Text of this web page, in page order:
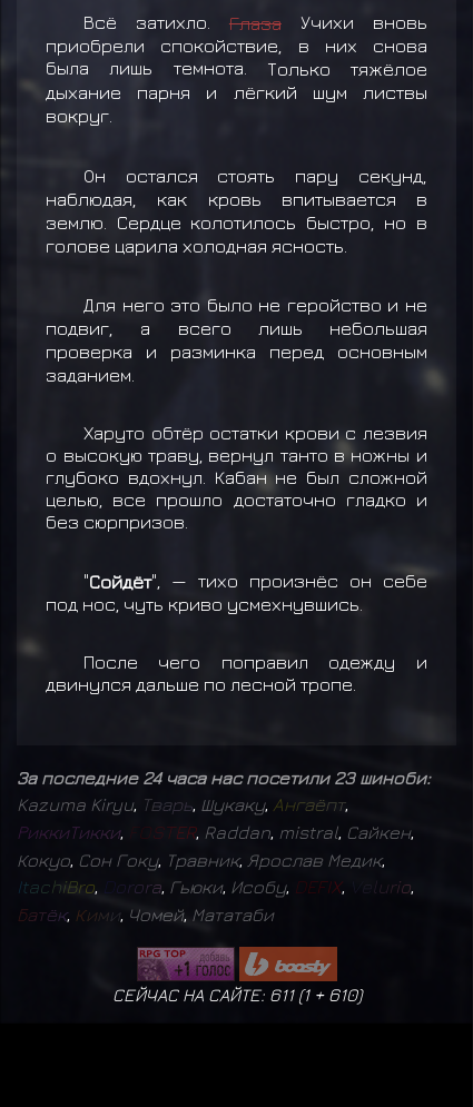
Всё затихло. ГлазаУчихи вновь
приобрели спокойствие, в них снова
была лишь темнота. Только тяжёлое
дыхание парня и лёгкий шум листвы
вокруг.
Он остался стоять пару секунд,
наблюдая, как кровь впитывается в
землю. Сердце колотилось быстро, но в
голове царила холодная ясность.
Для него это было не геройство и не
подвиг, а всего лишь небольшая
проверка и разминка перед основным
заданием.
Харуто обтёр остатки крови с лезвия
о высокую траву, вернул танто в ножны и
глубоко вдохнул. Кабан не был сложной
целью, все прошло достаточно гладко и
без сюрпризов.
"Сойдёт", — тихо произнёс он себе
под нос, чуть криво усмехнувшись.
После чего поправил одежду и
двинулся дальше по лесной тропе.
За последние 24 часа нас посетили 23 шиноби:
Kazuma Kiryu, Тварь Шукаку, Ангаёпт,
РиккиТикки, O STER, Raddan mistral Сайкен,
Кокуо Сон Гоку, Травник, Ярослав Медик,
ItachiBro orora Гьюки, Исобу, DEFIX, urio
Батёк, Кими Чомей, Мататаби
СЕЙЧАС НА САЙТЕ: 611 (1+ 610)